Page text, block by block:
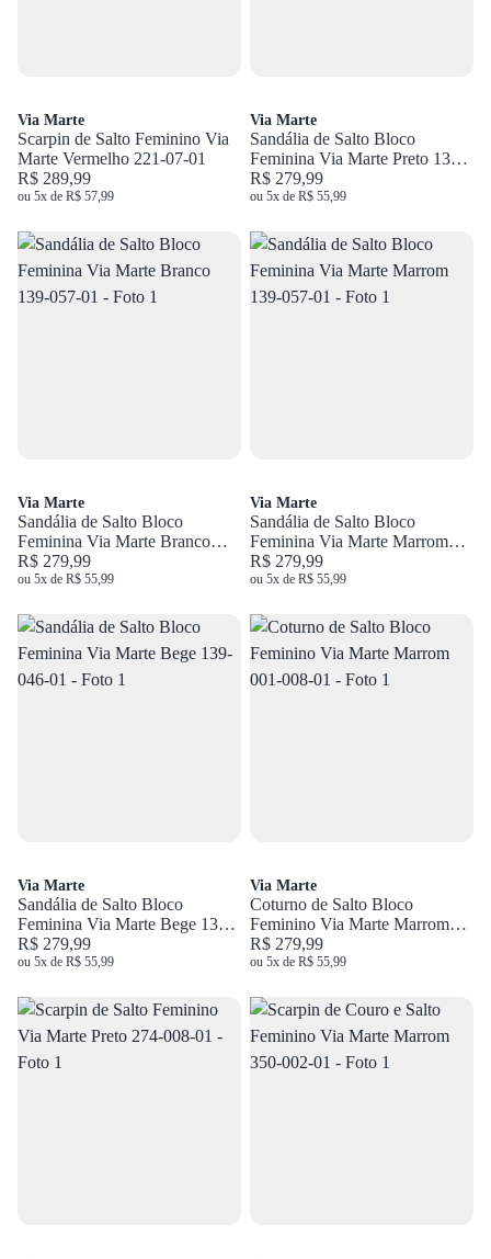
Via Marte
Scarpin de Salto Feminino Via
Marte Vermelho 221-07-01
R$ 289,99
ou 5x de R$ 57,99
Via Marte
Sandália de Salto Bloco
Feminina Via Marte Preto 139-
057-01
R$ 279,99
ou 5x de R$ 55,99
Via Marte
Sandália de Salto Bloco
Feminina Via Marte Branco
139-057-01
R$ 279,99
ou 5x de R$ 55,99
Via Marte
Sandália de Salto Bloco
Feminina Via Marte Marrom
139-057-01
R$ 279,99
ou 5x de R$ 55,99
Via Marte
Sandália de Salto Bloco
Feminina Via Marte Bege 139-
046-01
R$ 279,99
ou 5x de R$ 55,99
Via Marte
Coturno de Salto Bloco
Feminino Via Marte Marrom
001-008-01
R$ 279,99
ou 5x de R$ 55,99